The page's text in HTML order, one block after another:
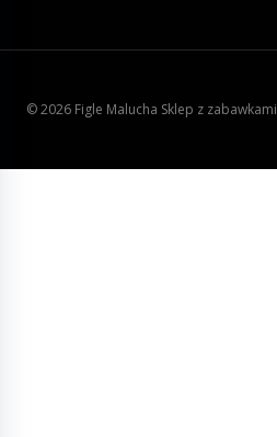
© 2026 Figle Malucha Sklep z zabawkami